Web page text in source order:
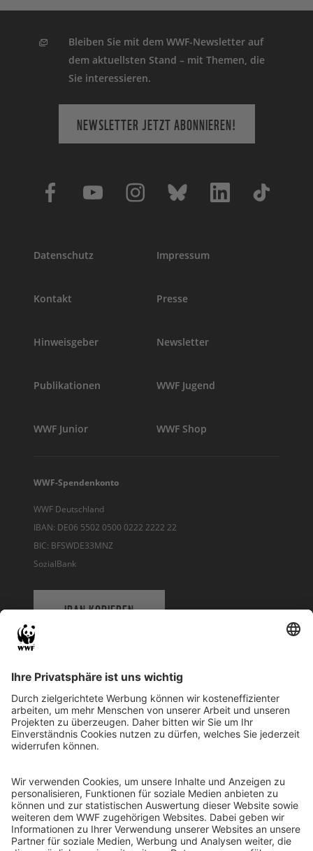
Bleiben Sie mit dem WWF-Newsletter auf
dem aktuellsten Stand – mit Themen, die
Sie interessieren.
NEWSLETTER JETZT ABONNIEREN!
Datenschutz Impressum
Kontakt Presse
Hinweisgeber Newsletter
Publikationen WWF Jugend
WWF Junior WWF Shop
WWF-Spendenkonto
WWF Deutschland
IBAN: DE06 5502 0500 0222 2222 22
BIC: BFSWDE33MNZ
SozialBank
IBAN KOPIEREN
WWF Deutschland
Reinhardtstr. 18
10117 Berlin
Ihre Spende kann steuerlich geltend gemacht werden
Registriert als Stiftung WWF Deutschland, Senatsverwaltung für
Justiz Berlin, Az: 3416/976/2